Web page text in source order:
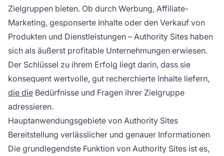
Zielgruppen bieten. Ob durch Werbung, Affiliate-
Marketing, gesponserte Inhalte oder den Verkauf von
Produkten und Dienstleistungen – Authority Sites haben
sich als äußerst profitable Unternehmungen erwiesen.
Der Schlüssel zu ihrem Erfolg liegt darin, dass sie
konsequent wertvolle, gut recherchierte Inhalte liefern,
die die Bedürfnisse und Fragen ihrer Zielgruppe
adressieren.
Hauptanwendungsgebiete von Authority Sites
Bereitstellung verlässlicher und genauer Informationen
Die grundlegendste Funktion von Authority Sites ist es,